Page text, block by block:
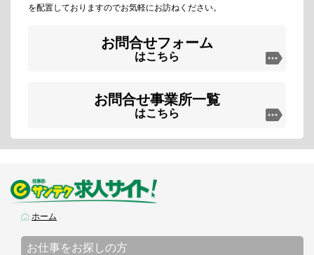
を配置しておりますのでお気軽にお訪ねください。
お問合せフォーム
はこちら
お問合せ事業所一覧
はこちら
ホーム
お仕事をお探しの方